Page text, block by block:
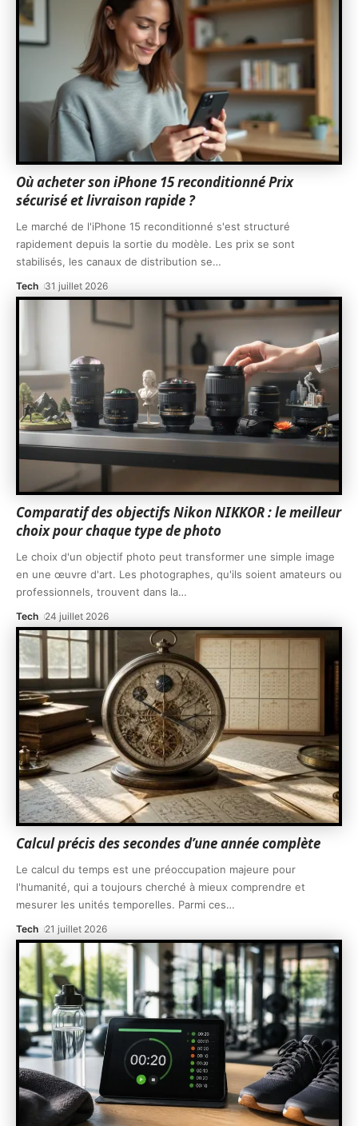
Où acheter son iPhone 15 reconditionné Prix
sécurisé et livraison rapide ?
Le marché de l'iPhone 15 reconditionné s'est structuré
rapidement depuis la sortie du modèle. Les prix se sont
stabilisés, les canaux de distribution se…
Tech 31 juillet 2026
Comparatif des objectifs Nikon NIKKOR : le meilleur
choix pour chaque type de photo
Le choix d'un objectif photo peut transformer une simple image
en une œuvre d'art. Les photographes, qu'ils soient amateurs ou
professionnels, trouvent dans la…
Tech 24 juillet 2026
Calcul précis des secondes d’une année complète
Le calcul du temps est une préoccupation majeure pour
l'humanité, qui a toujours cherché à mieux comprendre et
mesurer les unités temporelles. Parmi ces…
Tech 21 juillet 2026